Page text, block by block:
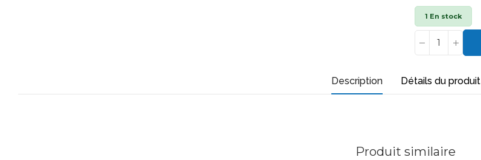
1 En stock
Description Détails du produit
Produit similaire